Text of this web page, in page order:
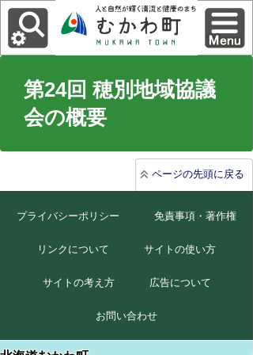
第24回 穂別地域協議
会の概要
ページの先頭に戻る
プライバシーポリシー 免責事項・著作権
リンクについて サイトの使い方
サイトの考え方 広告について
お問い合わせ